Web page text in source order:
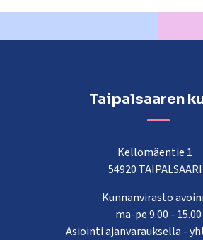
Taipalsaaren
Kellomäentie 1
54920 TAIPALSAARI
Kunnanvirasto
ma-pe 9.00 - 15.00
Asiointi ajanvarauksella -